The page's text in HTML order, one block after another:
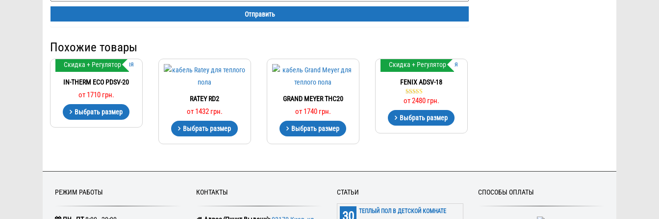
Похожие товары
Скидка + Регулятор
IN-THERM ECO PDSV-20
от 1710 грн.
Выбрать размер
RATEY RD2
от 1432 грн.
Выбрать размер
GRAND MEYER THC20
от 1740 грн.
Выбрать размер
Скидка + Регулятор
FENIX ADSV-18
Оценка
из 5
от2480 грн.
Выбрать размер
РЕЖИМ РАБОТЫ КОНТАКТЫ СТАТЬИ
ТЕПЛЫЙ ПОЛ В ДЕТСКОЙ КОМНАТЕ
СПОСОБЫ ОПЛАТЫ